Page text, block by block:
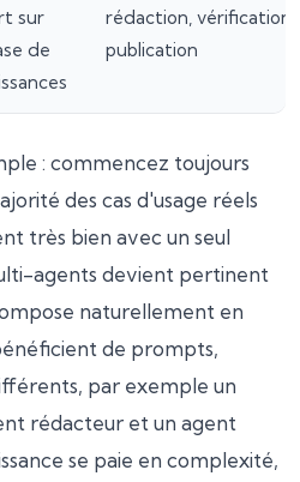
sur
de
rédaction, vérification,
publication
: commencez toujours
des cas d'usage réels
très bien avec un seul
agents devient pertinent
naturellement en
de prompts,
par exemple un
rédacteur et un agent
se paie en complexité,